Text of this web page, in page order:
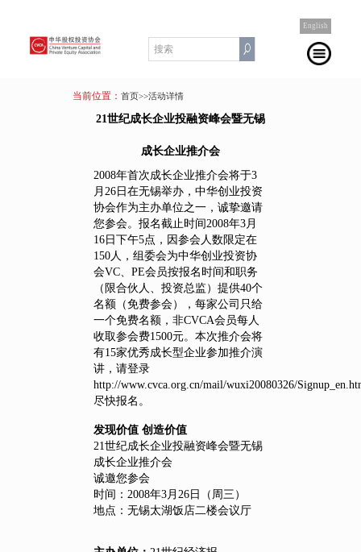
English
当前位置： 首页>>活动详情
21世纪成长企业投融资峰会暨无锡
成长企业推介会
2008年首次成长企业推介会将于3
月26日在无锡举办，中华创业投资
协会作为主办单位之一，诚挚邀请
您参会。报名截止时间2008年3月
16日下午5点，因参会人数限定在
150人，组委会为中华创业投资协
会VC、PE会员按报名时间和职务
（限合伙人、投资总监）提供40个
名额（免费参会），每家公司只给
一个免费名额，非CVCA会员每人
收取参会费1500元。本次推介会将
有15家优秀成长型企业参加推介演
讲，请登录
http://www.cvca.org.cn/mail/wuxi20080326/
尽快报名。
发现价值 创造价值
21世纪成长企业投融资峰会暨无锡
成长企业推介会
诚邀您参会
时间：2008年3月26日（周三）
地点：无锡太湖饭店二楼会议厅